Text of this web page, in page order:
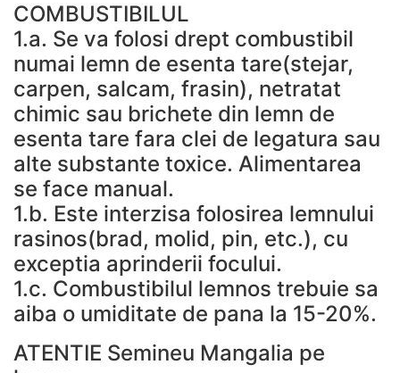
COMBUSTIBILUL
1.a. Se va folosi drept combustibil
numai lemn de esenta tare(stejar,
carpen, salcam, frasin), netratat
chimic sau brichete din lemn de
esenta tare fara clei de legatura sau
alte substante toxice. Alimentarea
se face manual.
1.b. Este interzisa folosirea lemnului
rasinos(brad, molid, pin, etc.), cu
exceptia aprinderii focului.
1.c. Combustibilul lemnos trebuie sa
aiba o umiditate de pana la 15-20%.
ATENTIE Semineu Mangalia pe